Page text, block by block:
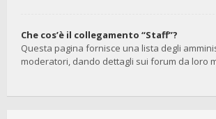
Che cos’è il collegamento “Staff”?
Questa pagina fornisce una lista degli
moderatori, dando dettagli sui forum da loro